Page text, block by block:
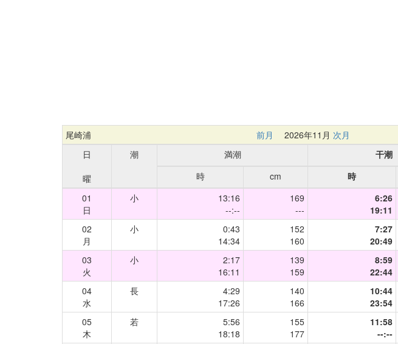
尾崎浦 前月 2026年11月 次月
日
曜
潮 満潮 干潮
時
cm 時
01
日
小
13:16
--:--
169
---
6:26
19:11
02
月
小
0:43
14:34
152
160
7:27
20:49
03
火
小
2:17
16:11
139
159
8:59
22:44
04
水
長
4:29
17:26
140
166
10:44
23:54
05
木
若
5:56
18:18
155
177
11:58
--:--